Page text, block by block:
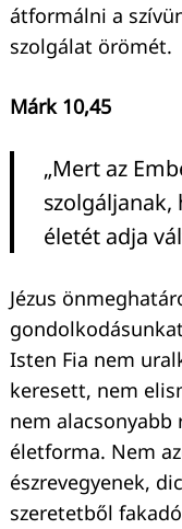
átformálni a
szolgálat örömét.
Márk 10,45
„Mert az
szolgáljanak,
életét adja
Jézus
Isten Fia nem
keresett, nem
nem
életforma. Nem
észrevegyenek,
szeretetből